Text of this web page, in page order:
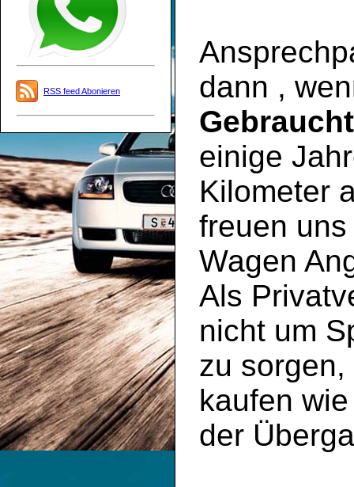
RSS feed Abonieren
dann ,
einige
Kilometer
freuen
Wagen
Als
nicht um
zu
kaufen
der